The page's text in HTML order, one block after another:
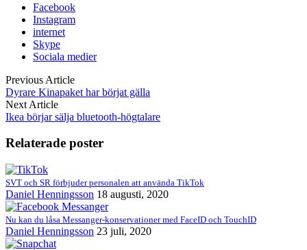
Facebook
Instagram
internet
Skype
Sociala medier
Previous Article
Dyrare Kinapaket har börjat gälla
Next Article
Ikea börjar sälja bluetooth-högtalare
Relaterade poster
SVT och SR förbjuder personalen att använda TikTok
Daniel Henningsson 18 augusti, 2020
Nu kan du låsa Messanger-konservationer med FaceID och TouchID
Daniel Henningsson 23 juli, 2020